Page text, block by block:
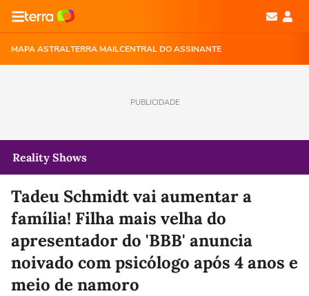
MAPA ASTRALTERRA MAILCENTRAL DO ASSINANTE
PUBLICIDADE
Reality Shows
Tadeu Schmidt vai aumentar a
família! Filha mais velha do
apresentador do 'BBB' anuncia
noivado com psicólogo após 4 anos e
meio de namoro